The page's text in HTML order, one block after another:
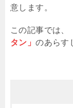
意します。
この記事では、
タン」のあらす